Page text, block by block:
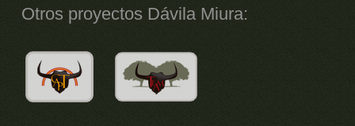
Otros proyectos Dávila Miura: